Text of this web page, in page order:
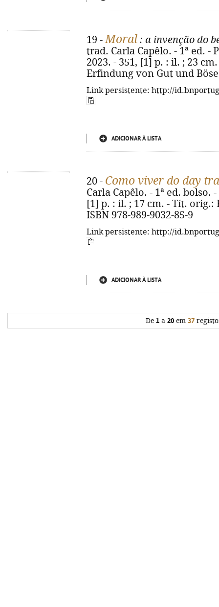
19 -Moral : a invenção do
trad. Carla Capêlo. - 1ª ed. -
2023. - 351, [1] p. : il. ; 23
Erfindung von Gut und
Link persistente: http://
ADICIONAR À LISTA
20 - Como viver do day
Carla Capêlo. - 1ª ed. bolso.
[1] p. : il. ; 17 cm. - Tít.
ISBN 978-989-9032-85-9
Link persistente: http://
ADICIONAR À LISTA
De 1a 20em 37